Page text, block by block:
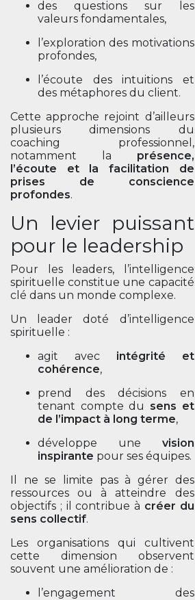
des questions sur les
valeurs fondamentales,
l’exploration des motivations
profondes,
l’écoute des intuitions et
des métaphores du client.
Cette approche rejoint d’ailleurs
plusieurs dimensions du
coaching professionnel,
notamment la présence,
l’écoute et la facilitation de
prises de conscience
profondes.
Un levier puissant
pour le leadership
Pour les leaders, l’intelligence
spirituelle constitue une capacité
clé dans un monde complexe.
Un leader doté d’intelligence
spirituelle :
agit avec intégrité et
cohérence,
prend des décisions en
tenant compte du sens et
de l’impact à long terme,
développe une vision
inspirante pour ses équipes.
Il ne se limite pas à gérer des
ressources ou à atteindre des
objectifs ; il contribue à créer du
sens collectif.
Les organisations qui cultivent
cette dimension observent
souvent une amélioration de :
l’engagement des